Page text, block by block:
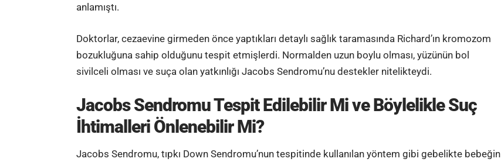
anlamıştı.
Doktorlar, cezaevine girmeden önce yaptıkları detaylı sağlık taramasında Richard’ın kromozom
bozukluğuna sahip olduğunu tespit etmişlerdi. Normalden uzun boylu olması, yüzünün bol
sivilceli olması ve suça olan yatkınlığı Jacobs Sendromu’nu destekler nitelikteydi.
Jacobs Sendromu Tespit Edilebilir Mi ve Böylelikle Suç
İhtimalleri Önlenebilir Mi?
Jacobs Sendromu, tıpkı Down Sendromu’nun tespitinde kullanılan yöntem gibi gebelikte bebeğin